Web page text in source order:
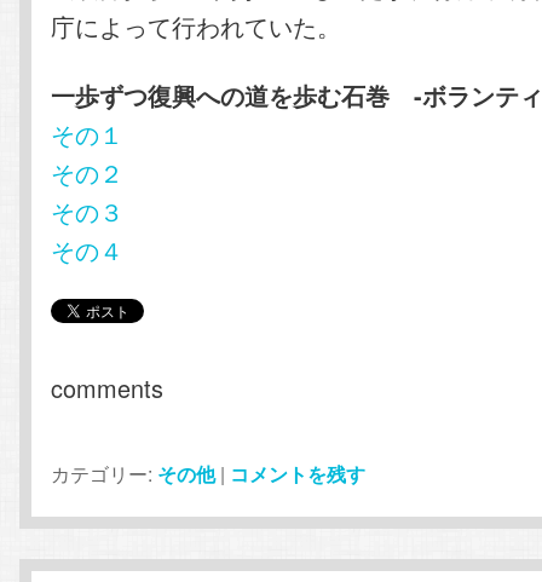
庁によって行われていた。
一歩ずつ復興への道を歩む石巻 -ボランテ
その１
その２
その３
その４
comments
カテゴリー: その他 | コメントを残す